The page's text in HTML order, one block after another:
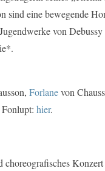
sind eine bewegende
von
Forlanevon
hier.
choreografisches